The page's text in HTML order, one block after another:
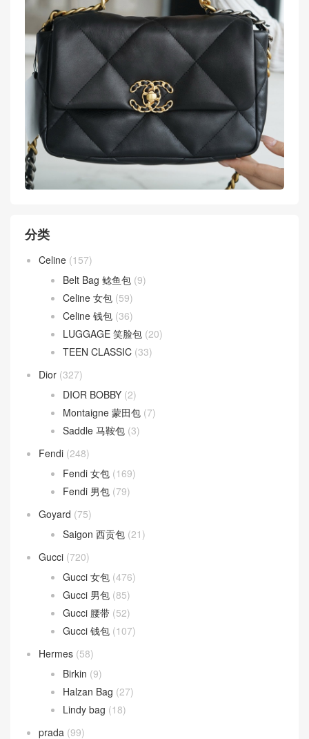
分类
Celine (157)
Belt Bag 鲶鱼包 (9)
Celine 女包 (59)
Celine 钱包 (36)
LUGGAGE 笑脸包 (20)
TEEN CLASSIC (33)
Dior (327)
DIOR BOBBY (2)
Montaigne 蒙田包 (7)
Saddle 马鞍包 (3)
Fendi (248)
Fendi 女包 (169)
Fendi 男包 (79)
Goyard (75)
Saigon 西贡包 (21)
Gucci (720)
Gucci 女包 (476)
Gucci 男包 (85)
Gucci 腰带 (52)
Gucci 钱包 (107)
Hermes (58)
Birkin (9)
Halzan Bag (27)
Lindy bag (18)
prada (99)